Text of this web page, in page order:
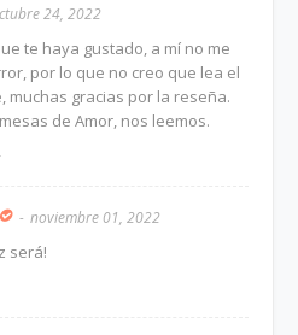
24, 2022
te haya gustado, a mí no me
por lo que no creo que lea el
muchas gracias por la reseña.
de Amor, nos leemos.
noviembre 01, 2022
será!